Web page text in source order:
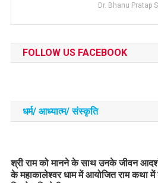
Dr. Bhanu Pratap
FOLLOW US FACEBOOK
धर्म/ आध्‍यात्‍म/ संस्‍कृति
​श्री राम को मानने के साथ उनके जीवन
के महाकालेश्वर धाम में आयोजित राम कथा